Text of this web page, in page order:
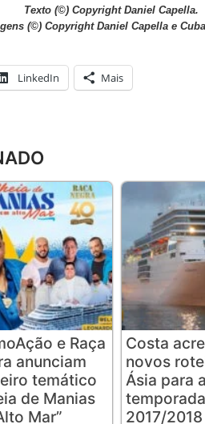
Texto (©) Copyright Daniel Capella.
(©) Copyright Daniel Capella e
LinkedIn Mais
e Raça
anunciam
temático
de Manias
Mar”
Costa
novos
Ásia para a
temporada
2017/2018